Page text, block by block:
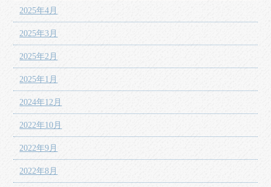
2025年4月
2025年3月
2025年2月
2025年1月
2024年12月
2022年10月
2022年9月
2022年8月